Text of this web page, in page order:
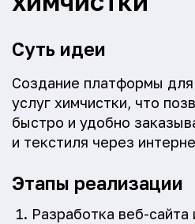
Суть идеи
Создание платформы для
услуг химчистки, что
быстро и удобно
и текстиля через
Этапы реализации
Разработка веб-сайта